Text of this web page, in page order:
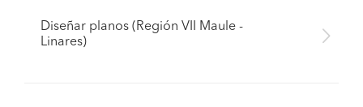
Diseñar planos (Región VII Maule -
Linares)